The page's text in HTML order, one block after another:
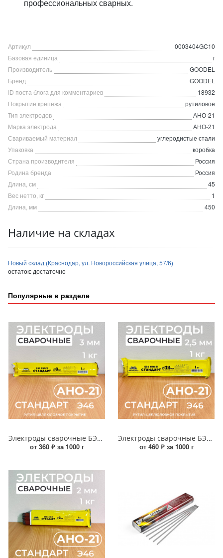
профессиональных сварных.
Артикул
0003404GC10
Базовая единица
г
Производитель
GOODEL
Бренд
GOODEL
ID поста блога для комментариев
18932
Покрытие крепежа
рутиловое
Тип электродов
АНО-21
Марка электрода
АНО-21
Свариваемый материал
углеродистые стали
Упаковка
коробка
Страна производителя
Россия
Родина бренда
Россия
Длина, см
45
Вес нетто, кг
1
Длина, мм
450
Наличие на складах
Новый склад (Краснодар, ул. Новороссийская улица, 57/6)
остаток: достаточно
Популярные в разделе
Электроды сварочные БЭЗ АНО 21 СТАНДАРТ 3мм (1кг)
от 360 ₽ за 1000 г
Электроды сварочные БЭЗ АНО 21 СТАНДАРТ 2,5мм (1кг)
от 460 ₽ за 1000 г